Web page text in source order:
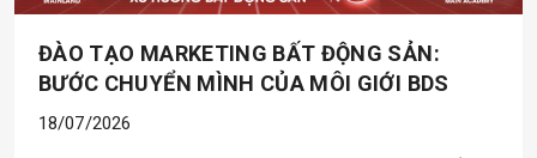
ĐÀO TẠO MARKETING BẤT ĐỘNG SẢN:
BƯỚC CHUYỂN MÌNH CỦA MÔI GIỚI BDS
18/07/2026